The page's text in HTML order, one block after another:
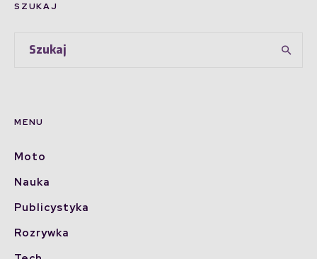
SZUKAJ
MENU
Moto
Nauka
Publicystyka
Rozrywka